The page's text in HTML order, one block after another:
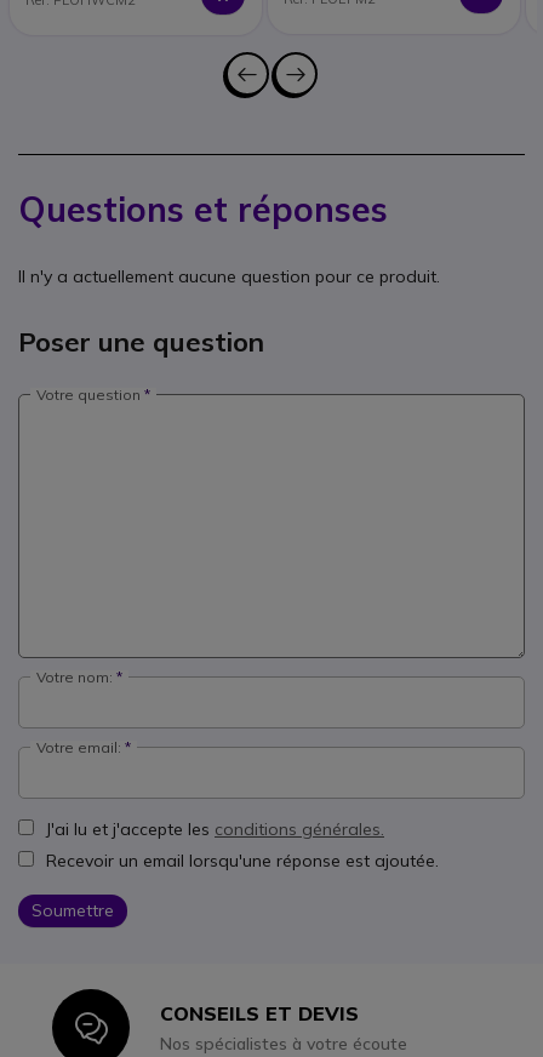
Questions et réponses
Il n'y a actuellement aucune question pour ce produit.
Poser une question
Votre question
Votre nom:
Votre email:
J'ai lu et j'accepte les conditions générales.
Recevoir un email lorsqu'une réponse est ajoutée.
Soumettre
IconCONSEILS ET DEVIS
Nos spécialistes à votre écoute